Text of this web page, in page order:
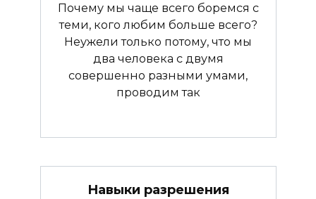
Почему мы чаще всего боремся с
теми, кого любим больше всего?
Неужели только потому, что мы
два человека с двумя
совершенно разными умами,
проводим так
Навыки разрешения